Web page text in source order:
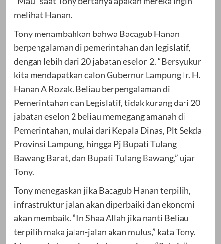
melihat Hanan.
Tony menambahkan bahwa Bacagub Hanan
berpengalaman di pemerintahan dan legislatif,
dengan lebih dari 20 jabatan eselon 2. “Bersyukur
kita mendapatkan calon Gubernur Lampung Ir. H.
Hanan A Rozak. Beliau berpengalaman di
Pemerintahan dan Legislatif, tidak kurang dari 20
jabatan eselon 2 beliau memegang amanah di
Pemerintahan, mulai dari Kepala Dinas, Plt Sekda
Provinsi Lampung, hingga Pj Bupati Tulang
Bawang Barat, dan Bupati Tulang Bawang,” ujar
Tony.
Tony menegaskan jika Bacagub Hanan terpilih,
infrastruktur jalan akan diperbaiki dan ekonomi
akan membaik. “In Shaa Allah jika nanti Beliau
terpilih maka jalan-jalan akan mulus,” kata Tony.